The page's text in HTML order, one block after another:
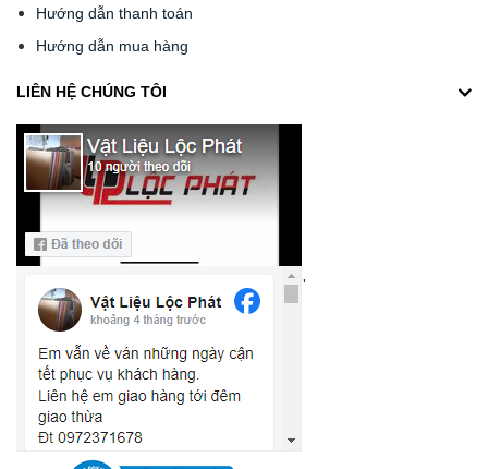
Hướng dẫn thanh toán
Hướng dẫn mua hàng
LIÊN HỆ CHÚNG TÔI
'